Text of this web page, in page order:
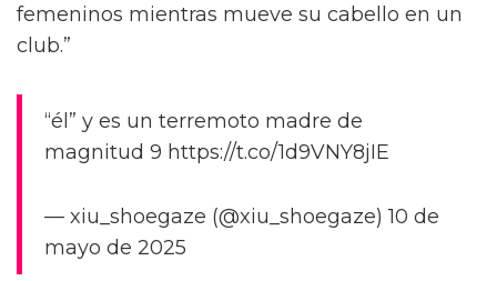
femeninos mientras mueve su cabello en un
club.”
“él” y es un terremoto madre de
magnitud 9 https://t.co/1d9VNY8jIE
— xiu_shoegaze (@xiu_shoegaze) 10 de
mayo de 2025